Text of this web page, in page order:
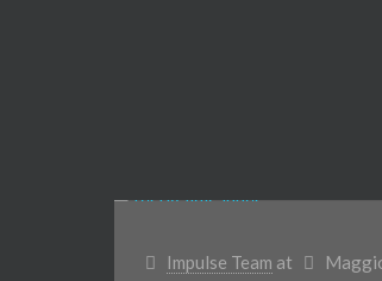
Impulse Team at